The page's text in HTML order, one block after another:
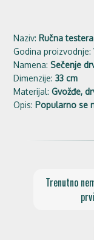
Naziv: Ručna testera
Godina proizvodnje:
Namena:Sečenje
Dimenzije:33 cm
Materijal:Gvožđe,
Opis: Popularno se
Trenutno